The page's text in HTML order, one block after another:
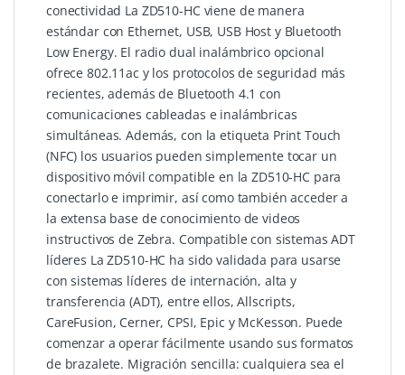
conectividad La ZD510-HC viene de manera
estándar con Ethernet, USB, USB Host y Bluetooth
Low Energy. El radio dual inalámbrico opcional
ofrece 802.11ac y los protocolos de seguridad más
recientes, además de Bluetooth 4.1 con
comunicaciones cableadas e inalámbricas
simultáneas. Además, con la etiqueta Print Touch
(NFC) los usuarios pueden simplemente tocar un
dispositivo móvil compatible en la ZD510-HC para
conectarlo e imprimir, así como también acceder a
la extensa base de conocimiento de videos
instructivos de Zebra. Compatible con sistemas ADT
líderes La ZD510-HC ha sido validada para usarse
con sistemas líderes de internación, alta y
transferencia (ADT), entre ellos, Allscripts,
CareFusion, Cerner, CPSI, Epic y McKesson. Puede
comenzar a operar fácilmente usando sus formatos
de brazalete. Migración sencilla: cualquiera sea el